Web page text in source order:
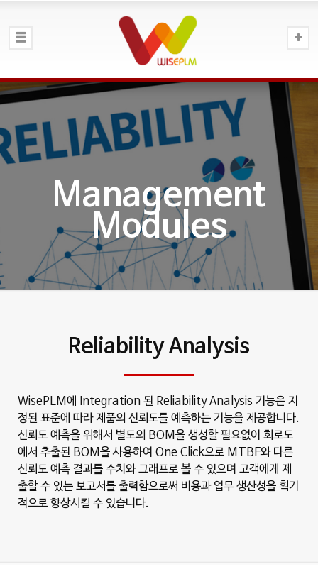
Management
Modules
Reliability Analysis
WisePLM에 Integration 된 Reliability Analysis 기능은 지
정된 표준에 따라 제품의 신뢰도를 예측하는 기능을 제공합니다.
신뢰도 예측을 위해서 별도의 BOM을 생성할 필요없이 회로도
에서 추출된 BOM을 사용하여 One Click으로 MTBF와 다른
신뢰도 예측 결과를 수치와 그래프로 볼 수 있으며 고객에게 제
출할 수 있는 보고서를 출력함으로써 비용과 업무 생산성을 획기
적으로 향상시킬 수 있습니다.